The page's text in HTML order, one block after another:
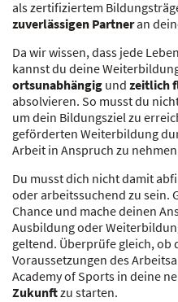
als zertifiziertem
zuverlässigen Partneran
Da wir wissen, dass jede
kannst du deine
ortsunabhängig und zeitlich
absolvieren. So musst du
um dein Bildungsziel zu
geförderten Weiterbildung
Arbeit in Anspruch zu
Du musst dich nicht damit
oder arbeitssuchend zu sein.
Chance und mache deinen
Ausbildung oder
geltend. Überprüfe gleich, ob
Voraussetzungen des
Academy of Sports in deine
Zukunftzu starten.